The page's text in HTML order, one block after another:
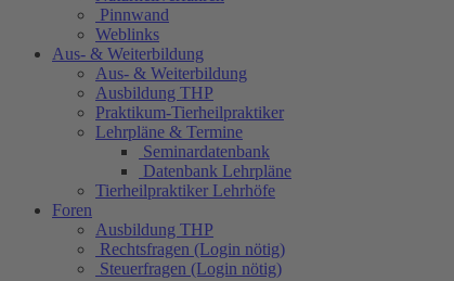
Pinnwand
Weblinks
Aus- & Weiterbildung
Aus- & Weiterbildung
Ausbildung THP
Praktikum-Tierheilpraktiker
Lehrpläne & Termine
Seminardatenbank
Datenbank Lehrpläne
Tierheilpraktiker Lehrhöfe
Foren
Ausbildung THP
Rechtsfragen (Login nötig)
Steuerfragen (Login nötig)